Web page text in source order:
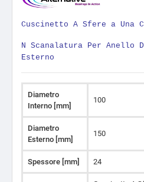
Cuscinetto A Sfere a Una
N Scanalatura Per Anello
Esterno
Diametro
Interno [mm]
100
Diametro
Esterno [mm]
150
Spessore [mm] 24